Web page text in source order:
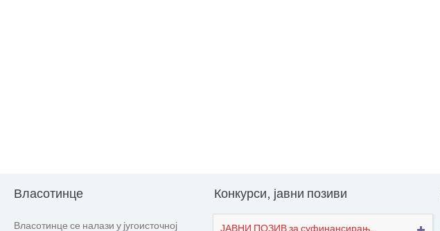
Власотинце
Власотинце се налази у југоисточној
Конкурси, јавни позиви
ЈАВНИ ПОЗИВ за суфинансирањ...